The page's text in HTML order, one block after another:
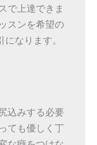
で上達できま
スンを希望の
なります。
込みする必要
ても優しく丁